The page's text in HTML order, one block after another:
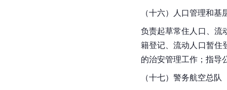
（十六）人口管理和基
负责起草常住人口、流
籍登记、流动人口暂住
的治安管理工作；指导
（十七）警务航空总